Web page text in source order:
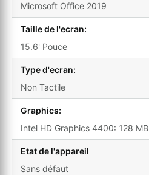
Microsoft Office 2019
Taille de l'ecran:
15.6' Pouce
Type d'ecran:
Non Tactile
Graphics:
Intel HD Graphics 4400: 128 MB
Etat de l'appareil
Sans défaut